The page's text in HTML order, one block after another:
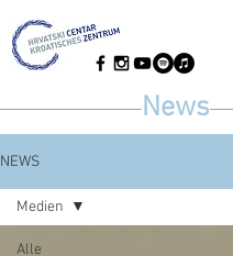
News
NEWS
Alle
Medien